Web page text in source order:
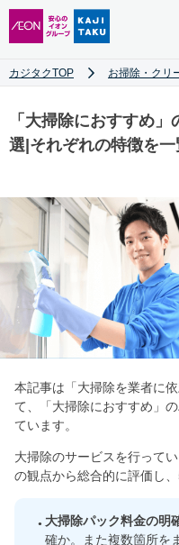
カジタクTOP お掃除・クリ
「大掃除におすすめ
選|それぞれの特徴を
本記事は「大掃除を業者に
て、「大掃除におすすめ」
ています。
大掃除のサービスを行って
の観点から総合的に評価し、
大掃除パック料金の明
確か。また複数箇所を